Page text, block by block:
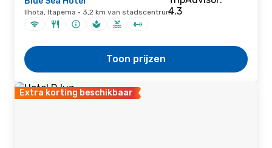
Ilhota, Itapema · 3,2 km van stadscentrum
Toon prijzen
Extra korting beschikbaar